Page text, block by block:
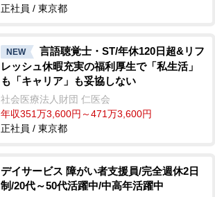
正社員 / 東京都
NEW
言語聴覚士・ST/年休120日超&リフ
レッシュ休暇充実の福利厚生で「私生活」
も「キャリア」も妥協しない
社会医療法人財団 仁医会
年収351万3,600円～471万3,600円
正社員 / 東京都
デイサービス 障がい者支援員/完全週休2日
制/20代～50代活躍中/中高年活躍中